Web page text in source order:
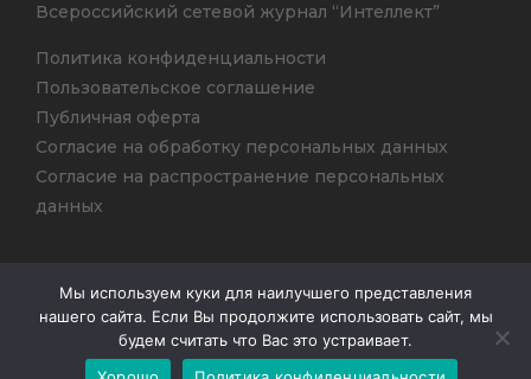
Всероссийский сетевой журнал “Интеллект”
Политика конфиденциальности
Пользовательское соглашение
Публичная оферта
Согласие на обработку персональных данных
Согласие на распространение персональных
данных
©2026 ООО ЦИОТИНТЕЛЛЕКТ
Мы используем куки для наилучшего представления
нашего сайта. Если Вы продолжите использовать сайт, мы
будем считать что Вас это устраивает.